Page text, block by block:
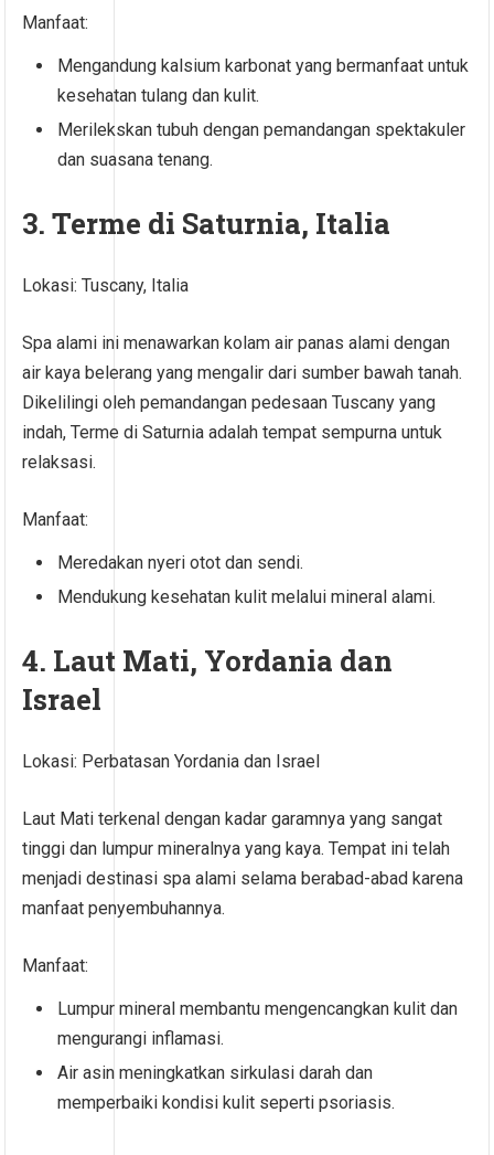
Manfaat:
Mengandung kalsium karbonat yang bermanfaat untuk
kesehatan tulang dan kulit.
Merilekskan tubuh dengan pemandangan spektakuler
dan suasana tenang.
3. Terme di Saturnia, Italia
Lokasi: Tuscany, Italia
Spa alami ini menawarkan kolam air panas alami dengan
air kaya belerang yang mengalir dari sumber bawah tanah.
Dikelilingi oleh pemandangan pedesaan Tuscany yang
indah, Terme di Saturnia adalah tempat sempurna untuk
relaksasi.
Manfaat:
Meredakan nyeri otot dan sendi.
Mendukung kesehatan kulit melalui mineral alami.
4. Laut Mati, Yordania dan
Israel
Lokasi: Perbatasan Yordania dan Israel
Laut Mati terkenal dengan kadar garamnya yang sangat
tinggi dan lumpur mineralnya yang kaya. Tempat ini telah
menjadi destinasi spa alami selama berabad-abad karena
manfaat penyembuhannya.
Manfaat:
Lumpur mineral membantu mengencangkan kulit dan
mengurangi inflamasi.
Air asin meningkatkan sirkulasi darah dan
memperbaiki kondisi kulit seperti psoriasis.